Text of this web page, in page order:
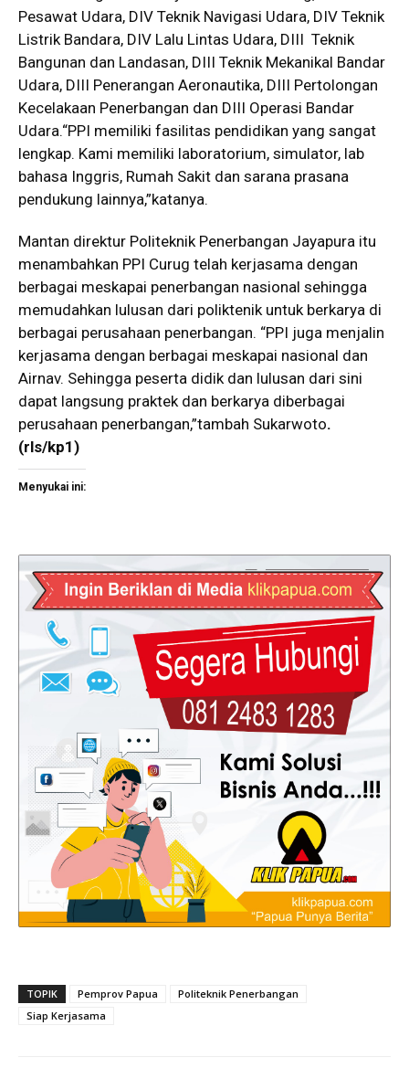
Pesawat Udara, DIV Teknik Navigasi Udara, DIV Teknik
Listrik Bandara, DIV Lalu Lintas Udara, DIII Teknik
Bangunan dan Landasan, DIII Teknik Mekanikal Bandar
Udara, DIII Penerangan Aeronautika, DIII Pertolongan
Kecelakaan Penerbangan dan DIII Operasi Bandar
Udara.“PPI memiliki fasilitas pendidikan yang sangat
lengkap. Kami memiliki laboratorium, simulator, lab
bahasa Inggris, Rumah Sakit dan sarana prasana
pendukung lainnya,”katanya.
Mantan direktur Politeknik Penerbangan Jayapura itu
menambahkan PPI Curug telah kerjasama dengan
berbagai meskapai penerbangan nasional sehingga
memudahkan lulusan dari poliktenik untuk berkarya di
berbagai perusahaan penerbangan. “PPI juga menjalin
kerjasama dengan berbagai meskapai nasional dan
Airnav. Sehingga peserta didik dan lulusan dari sini
dapat langsung praktek dan berkarya diberbagai
perusahaan penerbangan,”tambah Sukarwoto.
(rls/kp1)
Menyukai ini:
TOPIK Pemprov Papua
Politeknik Penerbangan
Siap Kerjasama